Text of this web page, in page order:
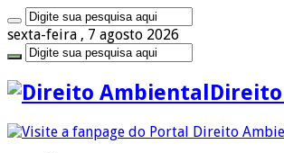
sexta-feira , 7 agosto 2026